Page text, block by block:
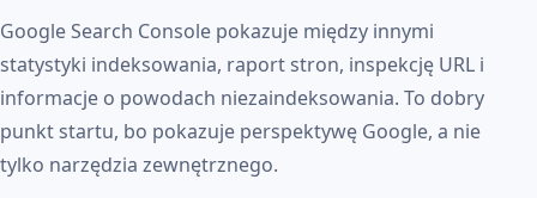
Google Search Console pokazuje między innymi
statystyki indeksowania, raport stron, inspekcję URL i
informacje o powodach niezaindeksowania. To dobry
punkt startu, bo pokazuje perspektywę Google, a nie
tylko narzędzia zewnętrznego.